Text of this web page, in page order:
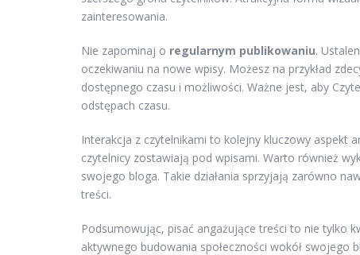
zainteresowania.
Nie zapominaj o regularnym publikowaniu.
oczekiwaniu na nowe wpisy. Możesz na przykład
dostępnego czasu i możliwości. Ważne jest, aby
odstępach czasu.
Interakcja z czytelnikami to kolejny kluczowy aspekt
czytelnicy zostawiają pod wpisami. Warto również
swojego bloga. Takie działania sprzyjają zarówno
treści.
Podsumowując, pisać angażujące treści to nie tylko
aktywnego budowania społeczności wokół